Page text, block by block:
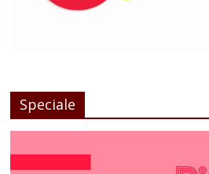
Speciale